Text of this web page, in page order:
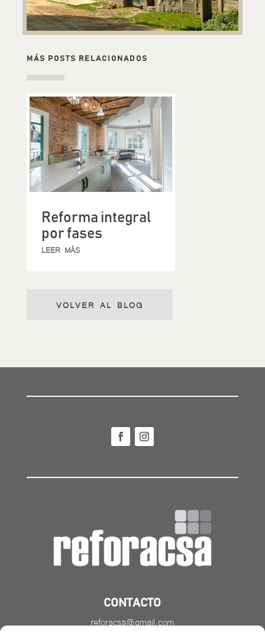
MÁS POSTS RELACIONADOS
Reforma integral
por fases
LEER MÁS
VOLVER AL BLOG
CONTACTO
reforacsa@gmail.com